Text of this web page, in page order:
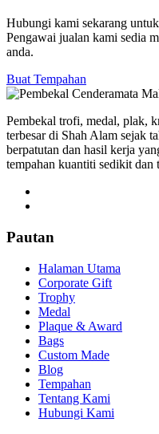
Hubungi kami sekarang
Pengawai jualan kami sedia
anda.
Buat Tempahan
Pembekal trofi, medal, plak,
terbesar di Shah Alam sejak
berpatutan dan hasil kerja
tempahan kuantiti sedikit dan
Pautan
Halaman Utama
Corporate Gift
Trophy
Medal
Plaque & Award
Bags
Custom Made
Blog
Tempahan
Tentang Kami
Hubungi Kami